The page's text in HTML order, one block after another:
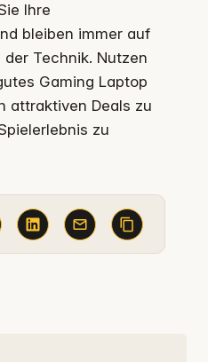
Ihre
bleiben immer auf
Technik. Nutzen
Gaming Laptop
attraktiven Deals zu
zu